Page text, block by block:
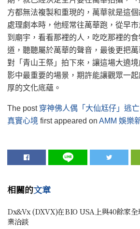
方都無法複製和重現的，萬華就是這
處理劇本時，他經常往萬華跑，從早
到廟宇，看看那裡的人，吃吃那裡的
道，聽聽屬於萬華的聲音，最後更把
對「青山王祭」拍下來，讓這場大遶
影中最重要的場景，期許能讓觀眾一
厚的文化底蘊。
The post 穿神佛人偶「大仙尪仔」逃
真實心境 first appeared on AMM 娛樂
相關的文章
Dx&Vx (DXVX)在BIO USA上與40餘家全
業洽談